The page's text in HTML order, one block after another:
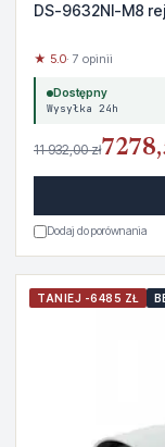
DS-9632NI-M8
★ 5.0· 7 opinii
Dostępny
Wysyłka 24h
11 932,00 zł
Dodaj do porównania
TANIEJ -6485 ZŁ